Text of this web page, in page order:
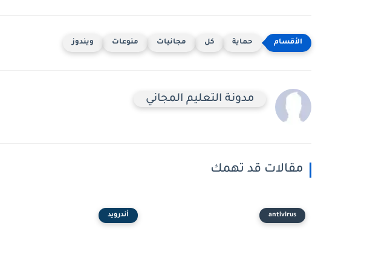
حماية كل مجانيات منوعات ويندوز
مدونة التعليم المجاني
مقالات قد تهمك
antivirus أندرويد